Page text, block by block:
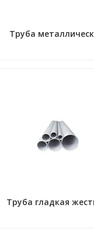
Труба
Труба гладкая